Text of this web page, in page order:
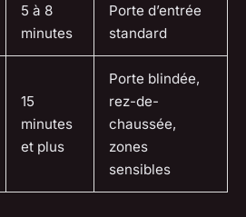
5 à 8
minutes
Porte d’entrée
standard
15
minutes
et plus
Porte blindée,
rez-de-
chaussée,
zones
sensibles